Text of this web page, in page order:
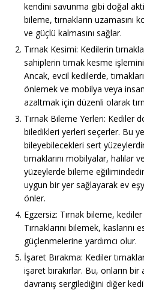
kendini savunma gibi doğal
bileme, tırnakların uzamasını
ve güçlü kalmasını sağlar.
Tırnak Kesimi: Kedilerin
sahiplerin tırnak kesme
Ancak, evcil kedilerde,
önlemek ve mobilya veya
azaltmak için düzenli olarak
Tırnak Bileme Yerleri: Kediler
biledikleri yerleri seçerler. Bu
bileyebilecekleri sert
tırnaklarını mobilyalar, halılar
yüzeylerde bileme
uygun bir yer sağlayarak ev
önler.
Egzersiz: Tırnak bileme,
Tırnaklarını bilemek, kaslarını
güçlenmelerine yardımcı olur.
İşaret Bırakma: Kediler
işaret bırakırlar. Bu, onların
davranış sergilediğini diğer